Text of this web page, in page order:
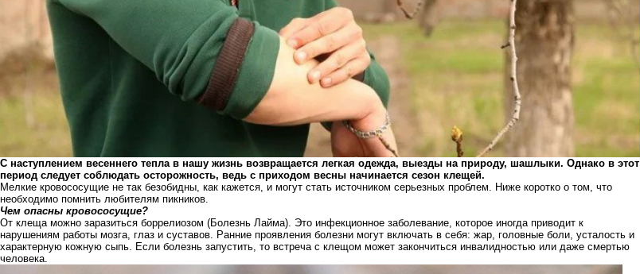
С наступлением весеннего тепла в нашу жизнь возвращается легкая одежда, выезды на природу, шашлыки. Однако в этот
период следует соблюдать осторожность, ведь с приходом весны начинается сезон клещей.
Мелкие кровососущие не так безобидны, как кажется, и могут стать источником серьезных проблем. Ниже коротко о том, что
необходимо помнить любителям пикников.
Чем опасны кровососущие?
От клеща можно заразиться боррелиозом (Болезнь Лайма). Это инфекционное заболевание, которое иногда приводит к
нарушениям работы мозга, глаз и суставов. Ранние проявления болезни могут включать в себя: жар, головные боли, усталость и
характерную кожную сыпь. Если болезнь запустить, то встреча с клещом может закончиться инвалидностью или даже смертью
человека.